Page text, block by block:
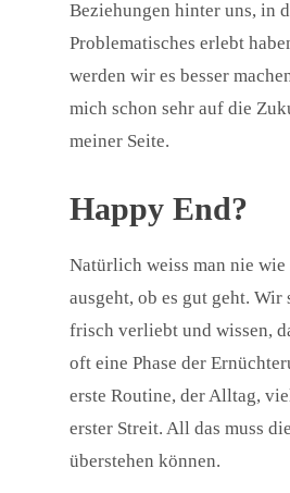
Beziehungen hinter uns, in
Problematisches erlebt
werden wir es besser
mich schon sehr auf die
meiner Seite.
Happy End?
Natürlich weiss man nie wie
ausgeht, ob es gut geht. Wir
frisch verliebt und wissen,
oft eine Phase der
erste Routine, der Alltag,
erster Streit. All das muss
überstehen können.